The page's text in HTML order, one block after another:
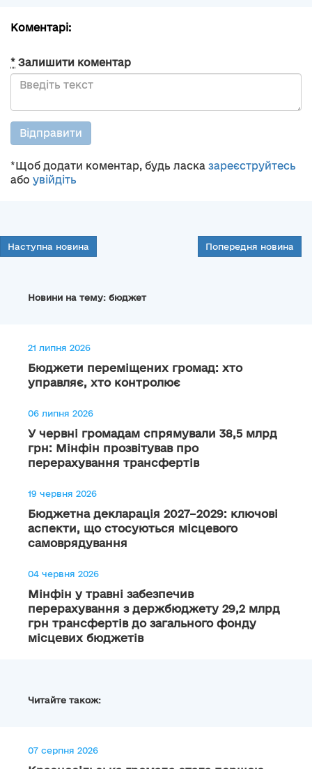
Коментарі:
* Залишити коментар
Відправити
*Щоб додати коментар, будь ласка зареєструйтесь
або увійдіть
Наступна новина Попередня новина
Новини на тему: бюджет
21 липня 2026
Бюджети переміщених громад: хто
управляє, хто контролює
06 липня 2026
У червні громадам спрямували 38,5 млрд
грн: Мінфін прозвітував про
перерахування трансфертів
19 червня 2026
Бюджетна декларація 2027–2029: ключові
аспекти, що стосуються місцевого
самоврядування
04 червня 2026
Мінфін у травні забезпечив
перерахування з держбюджету 29,2 млрд
грн трансфертів до загального фонду
місцевих бюджетів
Читайте також:
07 серпня 2026